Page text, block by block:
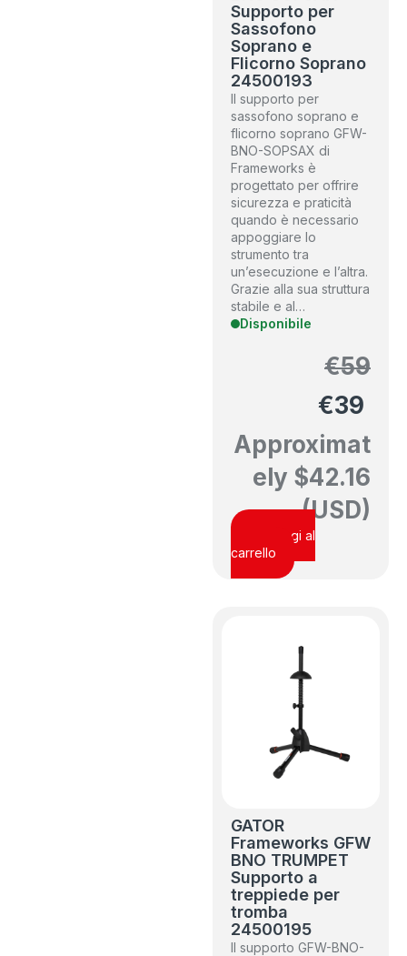
Supporto per
Sassofono
Soprano e
Flicorno Soprano
24500193
Il supporto per
sassofono soprano e
flicorno soprano GFW-
BNO-SOPSAX di
Frameworks è
progettato per offrire
sicurezza e praticità
quando è necessario
appoggiare lo
strumento tra
un’esecuzione e l’altra.
Grazie alla sua struttura
stabile e al…
Disponibile
€59
€39
Approximat
ely $42.16
(USD)
Aggiungi al
carrello
GATOR
Frameworks GFW
BNO TRUMPET
Supporto a
treppiede per
tromba
24500195
Il supporto GFW-BNO-